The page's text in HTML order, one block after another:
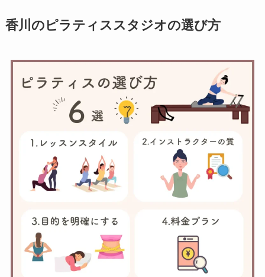
香川のピラティススタジオの選び方